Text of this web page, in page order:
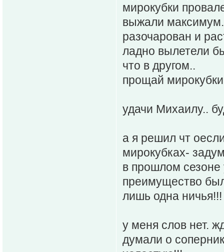
мирокубки
выжали максимум.
разочарован и
ладно вылетели
что в другом..
прощай
удачи Михаилу..
а я решил чт
мирокубках-
в прошлом сезоне
преимущество
лишь одна ничья!!!
у меня слов нет.
думали о